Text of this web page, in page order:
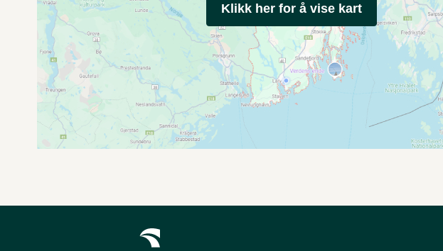
Klikk her for å vise kart